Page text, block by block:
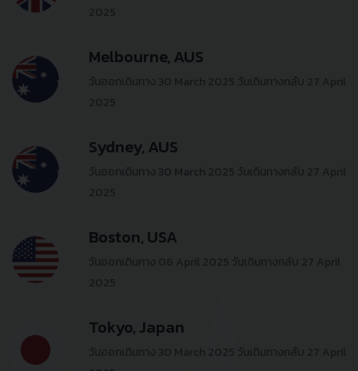
Melbourne, AUS
Sydney, AUS
Boston, USA
Tokyo, Japan